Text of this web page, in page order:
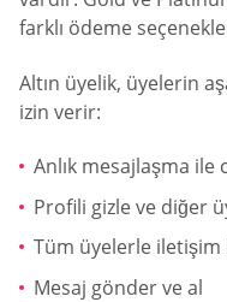
farklı ödeme
Altın üyelik, üyelerin
izin verir:
Anlık mesajlaşma ile
Profili gizle ve diğer
Tüm üyelerle iletişim
Mesaj gönder ve al